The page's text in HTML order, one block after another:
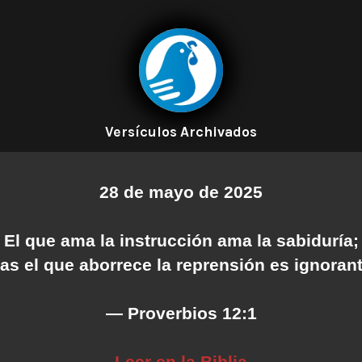
Versículos Archivados
28 de mayo de 2025
El que ama la instrucción ama la sabiduría;
el que aborrece la reprensión es
— Proverbios 12:1